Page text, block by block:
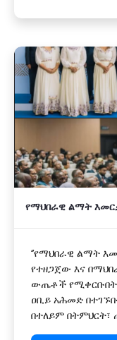
የማህበራዊ ልማት
‘’የማህበራዊ ልማት
የተዘጋጀው እና
ውጤቶች የሚቀርቡበት
ዐቢይ አሕመድ
በተለይም በትምህርት፣